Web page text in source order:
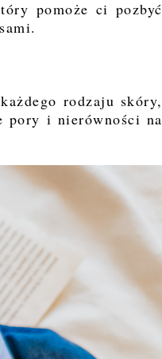
pomoże ci pozbyć
rodzaju skóry,
pory i nierówności na